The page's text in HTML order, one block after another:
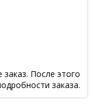
После этого
заказа.